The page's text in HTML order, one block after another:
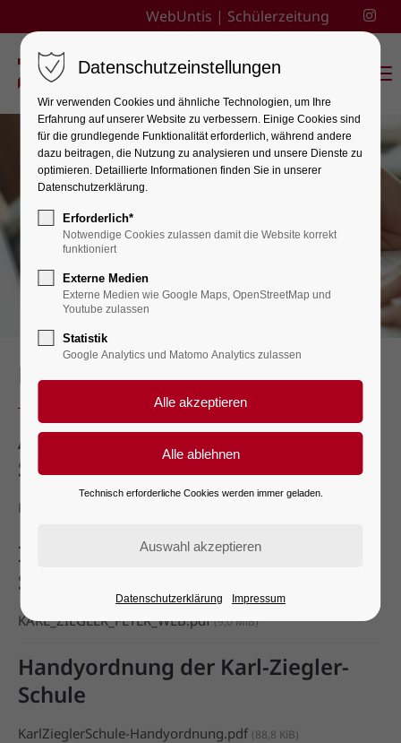
WebUntis | Schülerzeitung
Downloads
Antrag auf Beurlaubung von
Schülern
KarlZieglerSchule-Antrag-Beurlaubung-SuS.pdf
Informationsflyer der Karl-Ziegler-
Schule
KARL_ZIEGLER_FLYER_WEB.pdf(9,0 MiB)
Handyordnung der Karl-Ziegler-
Schule
KarlZieglerSchule-Handyordnung.pdf (88,8 KiB)
Datenschutzeinstellungen
Wir verwenden Cookies und ähnliche Technologien, um Ihre
Erfahrung auf unserer Website zu verbessern. Einige Cookies sind
für die grundlegende Funktionalität erforderlich, während andere
dazu beitragen, die Nutzung zu analysieren und unsere Dienste zu
optimieren. Detaillierte Informationen finden Sie in unserer
Datenschutzerklärung.
Erforderlich*
Notwendige Cookies zulassen damit die Website korrekt
funktioniert
Externe Medien
Externe Medien wie Google Maps, OpenStreetMap und
Youtube zulassen
Statistik
Google Analytics und Matomo Analytics zulassen
Technisch erforderliche Cookies werden immer geladen.
Datenschutzerklärung Impressum